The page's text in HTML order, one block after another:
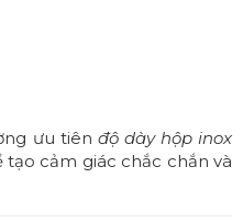
ưu tiên độ dày hộp inox
cảm giác chắc chắn và